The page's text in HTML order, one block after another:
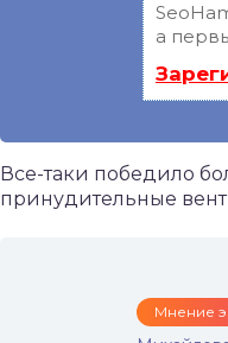
а
Все-таки победило
принудительные
Мнение